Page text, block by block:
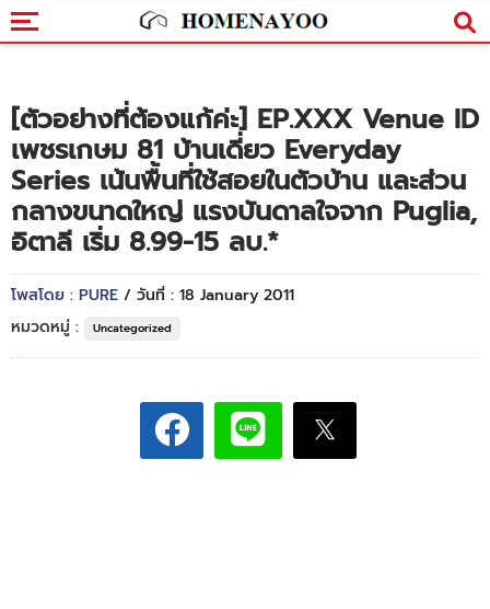
[ตัวอย่างที่ต้องแก้ค่ะ] EP.XXX Venue ID
เพชรเกษม 81 บ้านเดี่ยว Everyday
Series เน้นพื้นที่ใช้สอยในตัวบ้าน และส่วน
กลางขนาดใหญ่ แรงบันดาลใจจาก Puglia,
อิตาลี เริ่ม 8.99-15 ลบ.*
โพสโดย : PURE / วันที่ : 18 January 2011
หมวดหมู่ :
Uncategorized